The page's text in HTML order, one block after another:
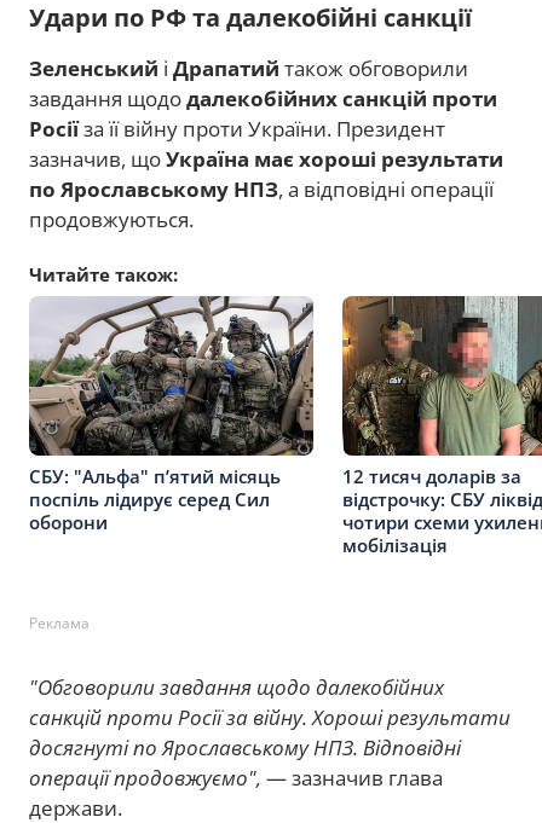
Удари по РФ та далекобійні санкції
Зеленський і Драпатий також обговорили
завдання щододалекобійних санкцій проти
Росіїза її війну проти України. Президент
зазначив, щоУкраїна має хороші результати
по Ярославському НПЗ, а відповідні операції
продовжуються.
Читайте також:
СБУ: "Альфа" п’ятий місяць
поспіль лідирує серед Сил
оборони
12 тисяч доларів за
відстрочку: СБУ
чотири схеми
мобілізація
Реклама
"Обговорили завдання щодо далекобійних
санкцій проти Росії за війну. Хороші результати
досягнуті по Ярославському НПЗ. Відповідні
операції продовжуємо", — зазначив глава
держави.